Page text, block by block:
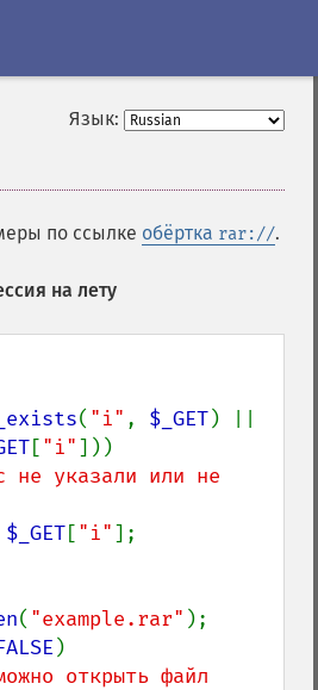
Язык:
по ссылке обёртка rar://.
на лету
( "i" , $_GET) ||
["i"]))
не указали или не
$_GET["i"];
( "example.rar" );
)
открыть файл